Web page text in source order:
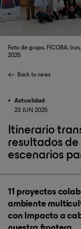
Foto de grupo, FICOBA,
2025
Back to news
Actualidad
23 JUN 2025
Itinerario
resultados de
escenarios
11 proyectos
ambiente
con Impacto a